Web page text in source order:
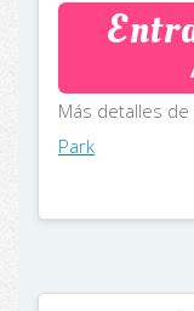
Más detalles de
Park